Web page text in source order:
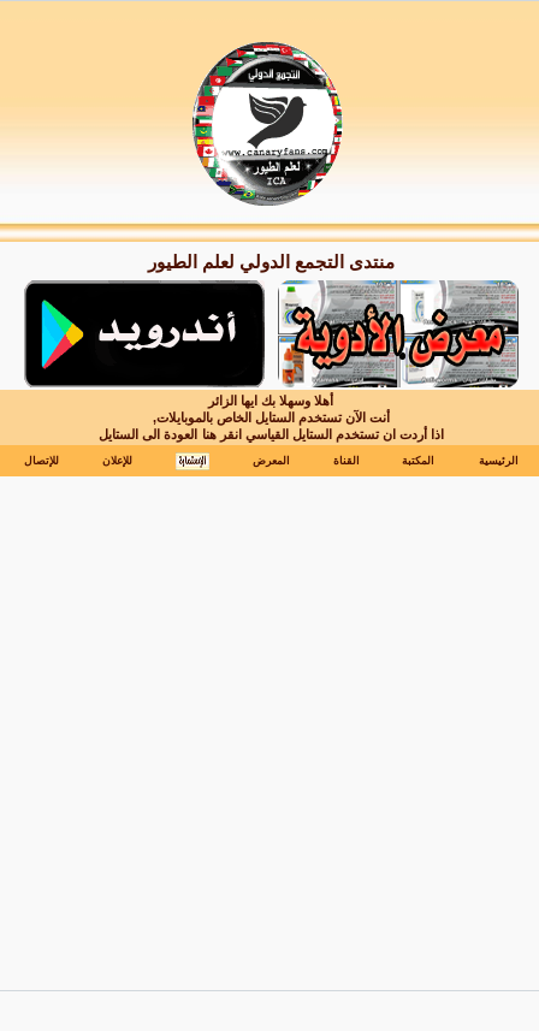
منتدى التجمع الدولي لعلم الطيور
أهلا وسهلا بك ايها الزائر
أنت الآن تستخدم الستايل الخاص بالموبايلات,
اذا أردت ان تستخدم الستايل القياسي انقر هناالعودة الى الستايل
الرئيسية المكتبة القناة المعرض للإعلان للإتصال